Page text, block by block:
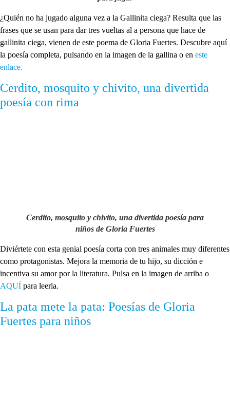
¿Quién no ha jugado alguna vez a la Gallinita ciega? Resulta que las
frases que se usan para dar tres vueltas al a persona que hace de
gallinita ciega, vienen de este poema de Gloria Fuertes. Descubre aquí
la poesía completa, pulsando en la imagen de la gallina o en este
enlace.
Cerdito, mosquito y chivito, una divertida
poesía con rima
Cerdito, mosquito y chivito, una divertida poesía para
niños de Gloria Fuertes
Diviértete con esta genial poesía corta con tres animales muy diferentes
como protagonistas. Mejora la memoria de tu hijo, su dicción e
incentiva su amor por la literatura. Pulsa en la imagen de arriba o
AQUÍ para leerla.
La pata mete la pata: Poesías de Gloria
Fuertes para niños